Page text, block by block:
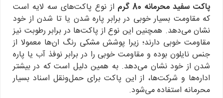
پاکت سفید محرمانه 80 گرم
از نوع پاکت‌های سه لایه است
که مقاومت بسیار خوبی در برابر پاره شدن یا تا شدن از خود
نشان می‌دهد. همچنین این نوع از پاکت‌ها در برابر رطوبت نیز
مقاومت خوبی دارند؛ زیرا پوشش مشکی رنگ ان‌ها معمولا از
جنس نایلون بوده و مقاومت خوبی را در برابر نوفذ آب یا پاره
شدن از خود نشان می‌دهد. به همین دلیل است که در بیشتر
اداره‌ها و شرکت‌ها، از این پاکت برای حمل‌ونقل اسناد بسیار
محرمانه استفاده می‌شود.